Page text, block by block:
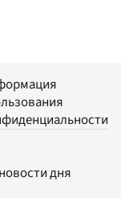
дня